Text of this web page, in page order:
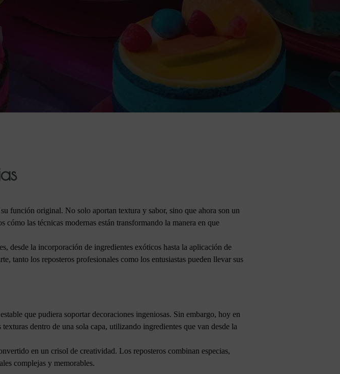
función original. No solo aportan textura y sabor, sino que ahora son un
las técnicas modernas están transformando la manera en que
desde la incorporación de ingredientes exóticos hasta la aplicación de
tanto los reposteros profesionales como los entusiastas pueden llevar sus
que pudiera soportar decoraciones ingeniosas. Sin embargo, hoy en
dentro de una sola capa, utilizando ingredientes que van desde la
en un crisol de creatividad. Los reposteros combinan especias,
complejas y memorables.